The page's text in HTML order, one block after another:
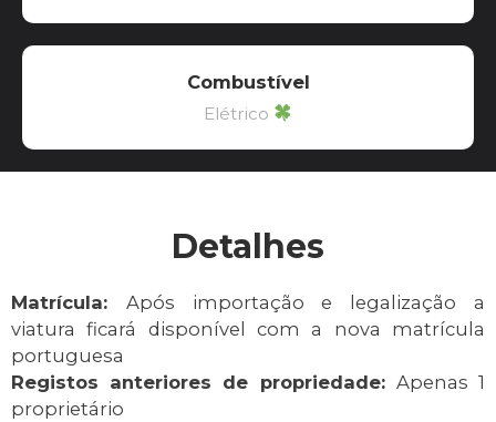
Combustível
Elétrico
Detalhes
Matrícula: Após importação e legalização a
viatura ficará disponível com a nova matrícula
portuguesa
Registos anteriores de propriedade: Apenas 1
proprietário